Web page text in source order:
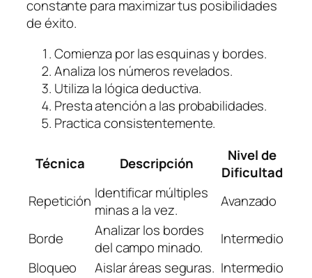
constante para maximizar tus posibilidades
de éxito.
Comienza por las esquinas y bordes.
Analiza los números revelados.
Utiliza la lógica deductiva.
Presta atención a las probabilidades.
Practica consistentemente.
Técnica Descripción
Nivel de
Dificultad
Repetición Identificar múltiples
minas a la vez.
Avanzado
Borde
Analizar los bordes
del campo minado.
Intermedio
Bloqueo
Aislar áreas seguras. Intermedio